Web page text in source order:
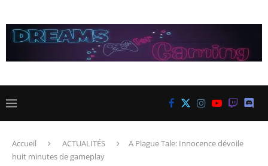
Accueil ACTUALITÉS
A Plague Tale: Innocence dévoile
huit minutes de gameplay